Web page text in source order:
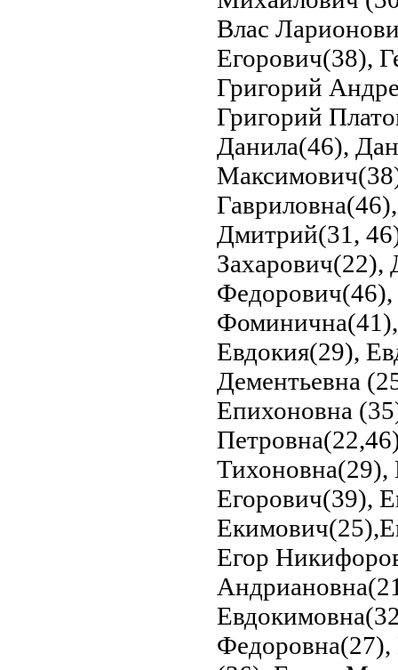
Влас
Егорович(38),
Григорий
Григорий
Данила(46),
Дмитрий(31,
Евдокия(29),
Дементьевна
Епихоновна
Тихоновна(29),
Егорович(39),
Егор